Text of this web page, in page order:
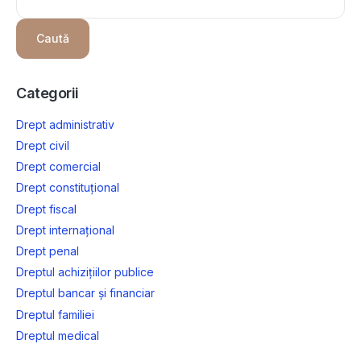
Caută
Categorii
Drept administrativ
Drept civil
Drept comercial
Drept constituțional
Drept fiscal
Drept internațional
Drept penal
Dreptul achizițiilor publice
Dreptul bancar și financiar
Dreptul familiei
Dreptul medical